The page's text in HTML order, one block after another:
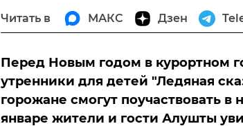
Читать в МАКС Дзен
Перед Новым годом в курортном
утренники для детей "Ледяная
горожане смогут поучаствовать в
январе жители и гости Алушты